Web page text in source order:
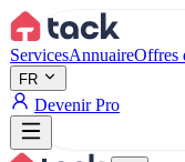
Aller au contenu principal
ServicesAnnuaireOffres
FR
Devenir Pro